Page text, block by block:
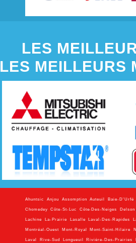
LES
LES MEILLEURS
Ahuntsic, Anjou, Assomption,Auteuil, Baie-D'Urfé,
Chomedey, Côte-St-Luc, Côte-Des-Neiges, Delson,
Lachine, La-Prairie, Lasalle, Laval-Des-Rapides,
Montréal-Ouest, Mont-Royal , Mont-Saint-Hilaire,
Laval , Rive-Sud , Longueuil , Rivière-Des-Prairies,